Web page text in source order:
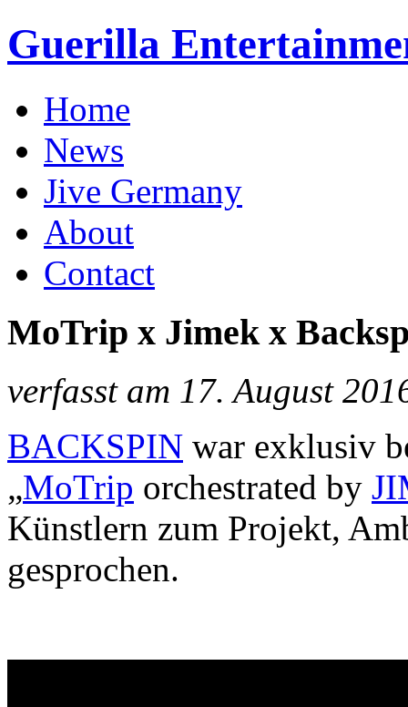
Guerilla
Home
News
Jive Germany
About
Contact
MoTrip x Jimek x
verfasst am 17. August
BACKSPIN war exklusiv
„MoTrip orchestrated by
Künstlern zum Projekt,
gesprochen.